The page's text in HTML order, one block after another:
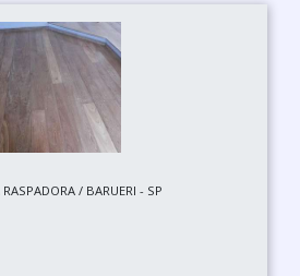
RASPADORA / BARUERI - SP